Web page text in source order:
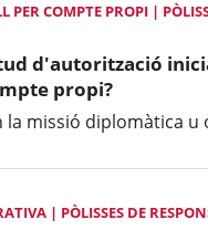
PER COMPTE PROPI |
d'autorització
propi?
la missió diplomàtica
| PÒLISSES DE